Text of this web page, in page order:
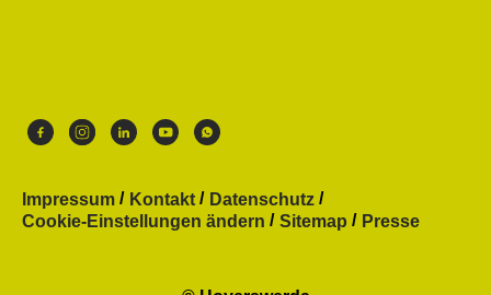
Impressum Kontakt
Datenschutz
Cookie-Einstellungen ändern
Sitemap Presse